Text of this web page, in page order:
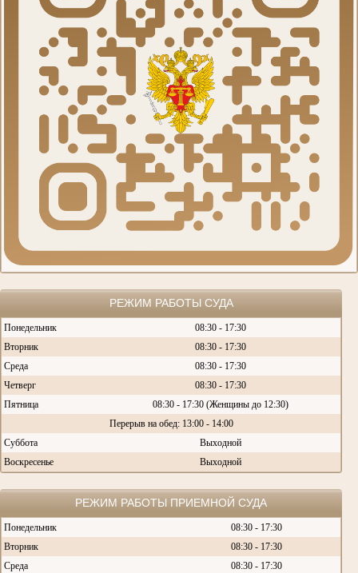
РЕЖИМ РАБОТЫ СУДА
Понедельник
08:30 - 17:30
Вторник
08:30 - 17:30
Среда
08:30 - 17:30
Четверг
08:30 - 17:30
Пятница
08:30 - 17:30 (Женщины до 12:30)
Перерыв на обед: 13:00 - 14:00
Суббота
Выходной
Воскресенье
Выходной
РЕЖИМ РАБОТЫ ПРИЕМНОЙ СУДА
Понедельник
08:30 - 17:30
Вторник
08:30 - 17:30
Среда
08:30 - 17:30